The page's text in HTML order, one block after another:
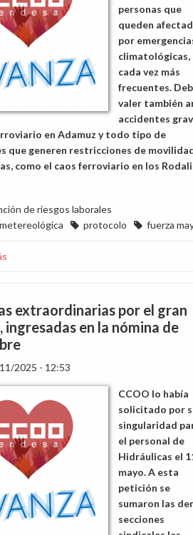
personas que
queden
por
climatológicas,
cada vez más
frecuentes.
valer también
accidentes
en Adamuz y todo tipo de
que generen restricciones de
como el caos ferroviario en los
de riesgos laborales
protocolo fuerza
ocurrir
una
desgracia?
extraordinarias por el gran
ingresadas en la nómina de
2025 - 12:53
CCOO lo había
solicitado por
singularidad
el personal de
Hidráulicas el
mayo. A esta
petición se
sumaron las
secciones